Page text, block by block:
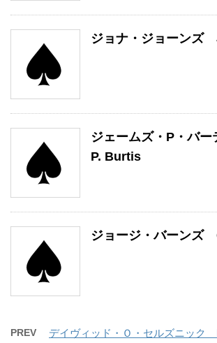
ジョナ・ジョーン
ジェームズ・P・バ
P. Burtis
ジョージ・バーン
PREV デイヴィッド・Ｏ・セルズニック